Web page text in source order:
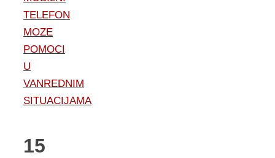
TELEFON
MOZE
POMOCI
U
VANREDNIM
SITUACIJAMA
15